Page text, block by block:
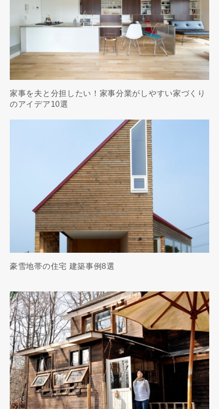
家事を夫と分担したい！家事分業がしやすい家づくり
のアイデア10選
豪雪地帯の住宅 建築事例8選